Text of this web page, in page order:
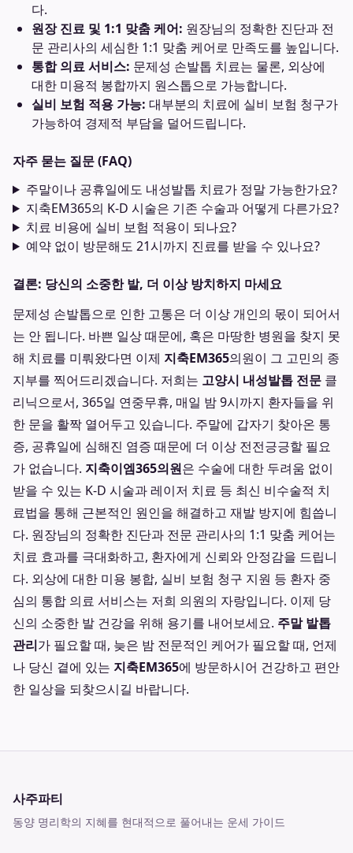
다.
원장 진료 및 1:1 맞춤 케어: 원장님의 정확한 진단과 전
문 관리사의 세심한 1:1 맞춤 케어로 만족도를 높입니다.
통합 의료 서비스: 문제성 손발톱 치료는 물론, 외상에
대한 미용적 봉합까지 원스톱으로 가능합니다.
실비 보험 적용 가능: 대부분의 치료에 실비 보험 청구가
가능하여 경제적 부담을 덜어드립니다.
자주 묻는 질문 (FAQ)
주말이나 공휴일에도 내성발톱 치료가 정말 가능한가요?
지축EM365의 K-D 시술은 기존 수술과 어떻게 다른가요?
치료 비용에 실비 보험 적용이 되나요?
예약 없이 방문해도 21시까지 진료를 받을 수 있나요?
결론: 당신의 소중한 발, 더 이상 방치하지 마세요
문제성 손발톱으로 인한 고통은 더 이상 개인의 몫이 되어서
는 안 됩니다. 바쁜 일상 때문에, 혹은 마땅한 병원을 찾지 못
해 치료를 미뤄왔다면 이제 지축EM365의원이 그 고민의 종
지부를 찍어드리겠습니다. 저희는 고양시 내성발톱 전문 클
리닉으로서, 365일 연중무휴, 매일 밤 9시까지 환자들을 위
한 문을 활짝 열어두고 있습니다. 주말에 갑자기 찾아온 통
증, 공휴일에 심해진 염증 때문에 더 이상 전전긍긍할 필요
가 없습니다. 지축이엠365의원은 수술에 대한 두려움 없이
받을 수 있는 K-D 시술과 레이저 치료 등 최신 비수술적 치
료법을 통해 근본적인 원인을 해결하고 재발 방지에 힘씁니
다. 원장님의 정확한 진단과 전문 관리사의 1:1 맞춤 케어는
치료 효과를 극대화하고, 환자에게 신뢰와 안정감을 드립니
다. 외상에 대한 미용 봉합, 실비 보험 청구 지원 등 환자 중
심의 통합 의료 서비스는 저희 의원의 자랑입니다. 이제 당
신의 소중한 발 건강을 위해 용기를 내어보세요. 주말 발톱
관리가 필요할 때, 늦은 밤 전문적인 케어가 필요할 때, 언제
나 당신 곁에 있는 지축EM365에 방문하시어 건강하고 편안
한 일상을 되찾으시길 바랍니다.
사주파티
동양 명리학의 지혜를 현대적으로 풀어내는 운세 가이드